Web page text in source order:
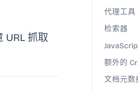
URL 抓取
代理工具
检索器
额外的
文档元数